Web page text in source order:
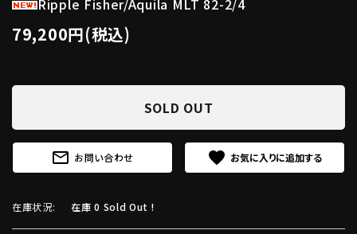
Ripple Fisher/Aquila MLT 82-2/4
79,200円(税込)
SOLD OUT
mail_outline お問い合わせ favorite
在庫状況: 在庫 0 Sold Out !